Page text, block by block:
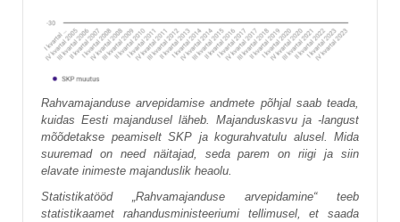
Rahvamajanduse arvepidamise andmete põhjal saab teada,
kuidas Eesti majandusel läheb. Majanduskasvu ja -langust
mõõdetakse peamiselt SKP ja kogurahvatulu alusel. Mida
suuremad on need näitajad, seda parem on riigi ja siin
elavate inimeste majanduslik heaolu.
Statistikatööd „Rahvamajanduse arvepidamine“ teeb
statistikaamet rahandusministeeriumi tellimusel, et saada